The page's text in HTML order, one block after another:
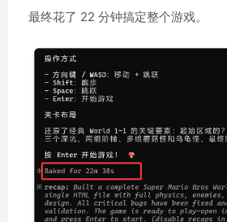
最终花了 22 分钟搞定整个游戏。